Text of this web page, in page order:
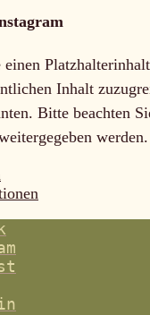
einen
Inhalt
Bitte beachten
werden.